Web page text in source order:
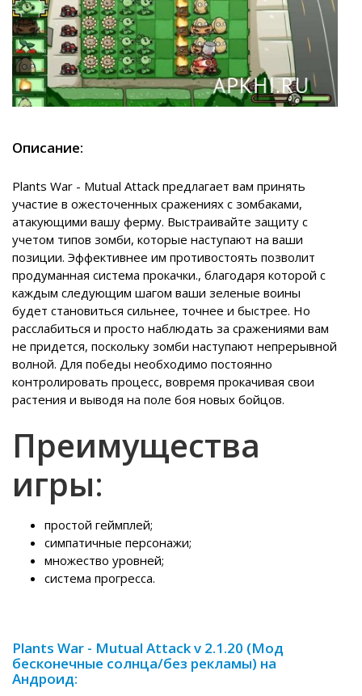
Описание:
Plants War - Mutual Attack предлагает вам принять
участие в ожесточенных сражениях с зомбаками,
атакующими вашу ферму. Выстраивайте защиту с
учетом типов зомби, которые наступают на ваши
позиции. Эффективнее им противостоять позволит
продуманная система прокачки., благодаря которой с
каждым следующим шагом ваши зеленые воины
будет становиться сильнее, точнее и быстрее. Но
расслабиться и просто наблюдать за сражениями вам
не придется, поскольку зомби наступают непрерывной
волной. Для победы необходимо постоянно
контролировать процесс, вовремя прокачивая свои
растения и выводя на поле боя новых бойцов.
Преимущества
игры:
простой геймплей;
симпатичные персонажи;
множество уровней;
система прогресса.
Plants War - Mutual Attack v 2.1.20 (Мод
бесконечные солнца/без рекламы) на
Андроид: